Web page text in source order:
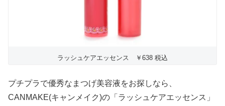
ラッシュケアエッセンス ￥638 税込
プチプラで優秀なまつげ美容液をお探しなら、
CANMAKE(キャンメイク)の「ラッシュケアエッセンス」